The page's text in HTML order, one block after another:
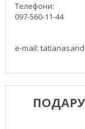
Телефони:
097-560-11-44
e-mail: